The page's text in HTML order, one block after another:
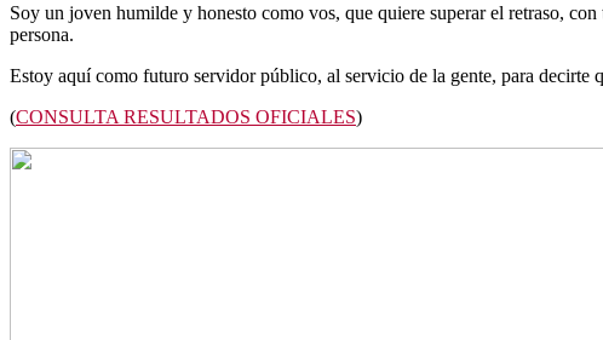
Soy un joven humilde y honesto como vos, que quiere superar el retraso,
persona.
Estoy aquí como futuro servidor público, al servicio de la gente, para decirte
(CONSULTA RESULTADOS OFICIALES)